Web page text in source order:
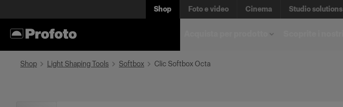
Shop Foto e video Cinema Studio solutions
Shop Light Shaping Tools Softbox Clic Softbox Octa